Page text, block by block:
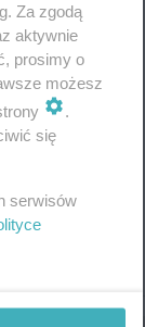
Za zgodą
aktywnie
prosimy o
możesz
się
serwisów